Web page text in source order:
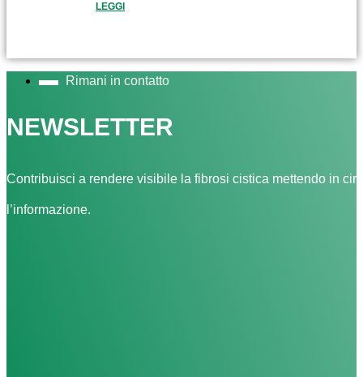
LEGGI
Rimani in contatto
NEWSLETTER
Contribuisci a rendere visibile la fibrosi cistica mettendo in
l’informazione.